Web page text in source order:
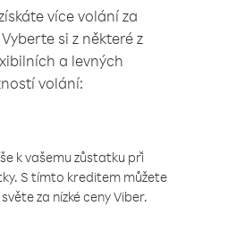
více volání za
si z některé z
a levných
volání:
k vašemu zůstatku při
S tímto kreditem můžete
za nízké ceny Viber.